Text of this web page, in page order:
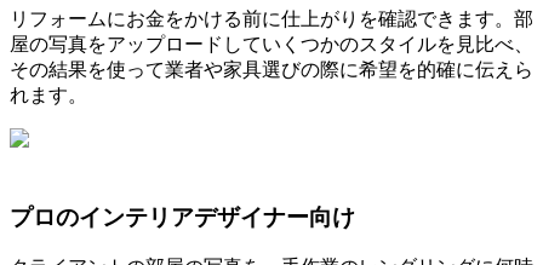
リフォームにお金をかける前に仕上がりを確認できます。部
屋の写真をアップロードしていくつかのスタイルを見比べ、
その結果を使って業者や家具選びの際に希望を的確に伝えら
れます。
プロのインテリアデザイナー向け